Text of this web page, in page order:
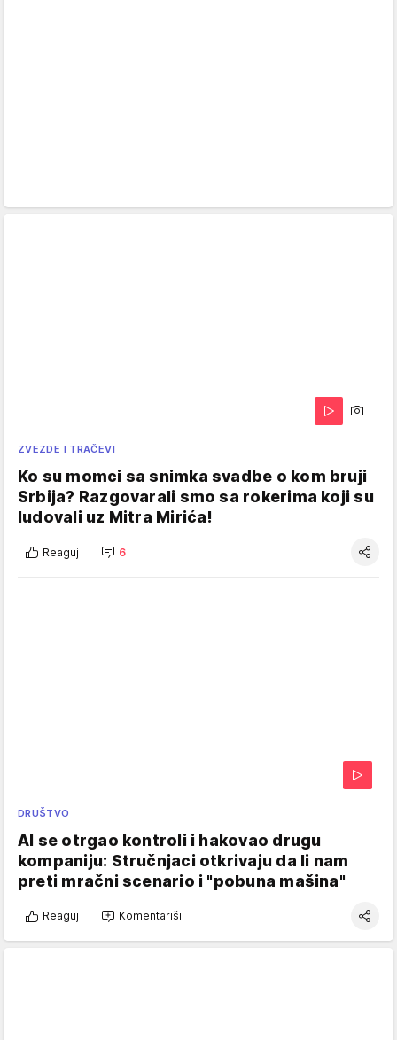
ZVEZDE I TRAČEVI
Ko su momci sa snimka svadbe o kom bruji
Srbija? Razgovarali smo sa rokerima koji su
ludovali uz Mitra Mirića!
Reaguj 6
DRUŠTVO
AI se otrgao kontroli i hakovao drugu
kompaniju: Stručnjaci otkrivaju da li nam
preti mračni scenario i "pobuna mašina"
Reaguj Komentariši